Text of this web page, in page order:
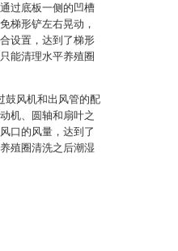
过底板一侧的凹槽
梯形铲左右晃动，
设置，达到了梯形
能清理水平养殖圈
鼓风机和出风管的配
机、圆轴和扇叶之
口的风量，达到了
殖圈清洗之后潮湿